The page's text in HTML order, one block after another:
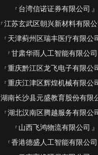
台湾信诺证券有限公司
江苏玄武区朝兴新材料有限公
天津蓟州区瑞丰医疗有限公
甘肃华雨人工智能有限公司
重庆黔江区龙飞电子有限公
重庆江津区辉煌机械有限公
湖南长沙县元盛教育股份有限
湖北汉南区腾越服务有限公
山西飞鸿物流有限公司
香港德盛人工智能有限公司